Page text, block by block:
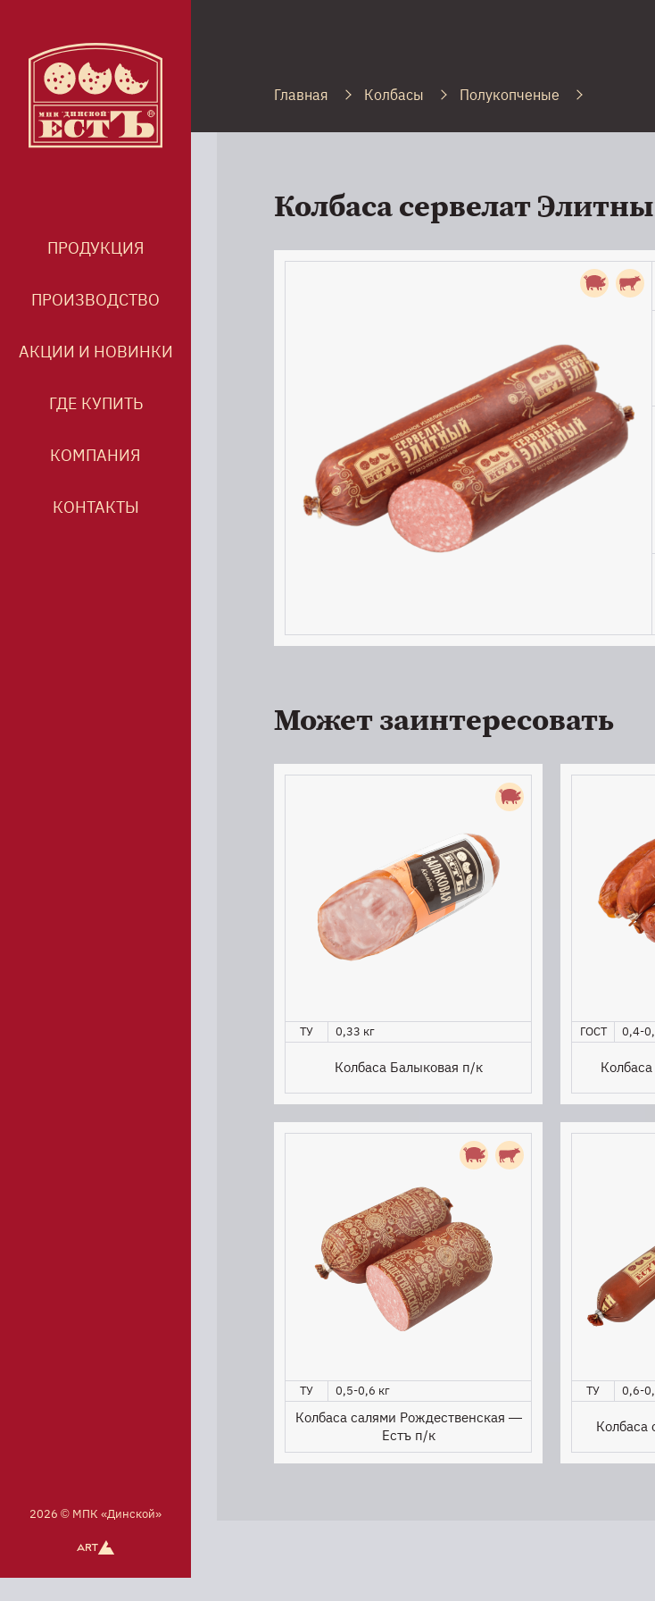
ПРОДУКЦИЯ
ПРОИЗВОДСТВО
АКЦИИ И НОВИНКИ
ГДЕ КУПИТЬ
КОМПАНИЯ
КОНТАКТЫ
Главная Колбасы Полукопченые
Колбаса сервелат
Может заинтересовать
ТУ 0,33 кг
Колбаса Балыковая п/к
ГОСТ 0,4-
ТУ 0,5-0,6 кг
Колбаса салями Рождественская —
Естъ п/к
ТУ 0,6-
Колбаса
2026 © МПК «Динской»